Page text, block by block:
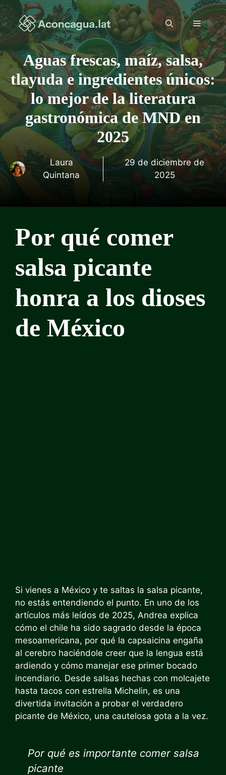
Saltar
al
contenido
Menú
Aguas frescas, maíz, salsa,
tlayuda e ingredientes únicos:
lo mejor de la literatura
gastronómica de MND en
2025
Laura
Quintana
29 de diciembre de
2025
Por qué comer
salsa picante
honra a los dioses
de México
Si vienes a México y te saltas la salsa picante,
no estás entendiendo el punto. En uno de los
artículos más leídos de 2025, Andrea explica
cómo el chile ha sido sagrado desde la época
mesoamericana, por qué la capsaicina engaña
al cerebro haciéndole creer que la lengua está
ardiendo y cómo manejar ese primer bocado
incendiario. Desde salsas hechas con molcajete
hasta tacos con estrella Michelin, es una
divertida invitación a probar el verdadero
picante de México, una cautelosa gota a la vez.
Por qué es importante comer salsa
picante